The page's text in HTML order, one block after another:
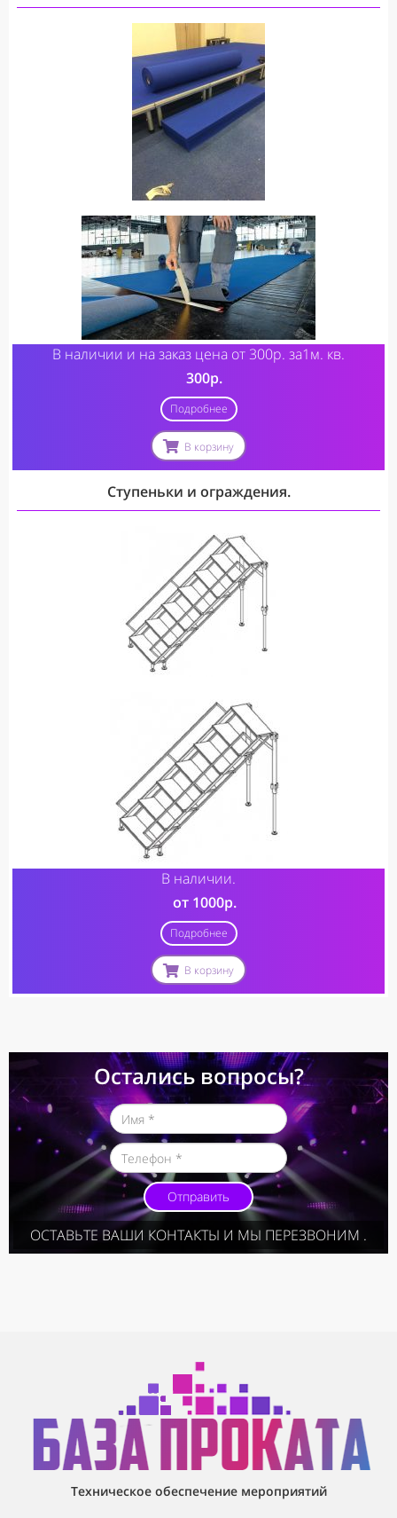
В наличии и на заказ цена от 300р. за1м. кв.
300р.
Подробнее
В корзину
Ступеньки и ограждения.
В наличии.
от 1000р.
Подробнее
В корзину
Остались вопросы?
Отправить
ОСТАВЬТЕ ВАШИ КОНТАКТЫ И МЫ ПЕРЕЗВОНИМ .
Техническое обеспечение мероприятий